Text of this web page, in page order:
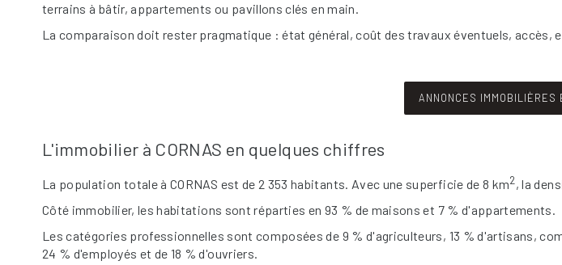
terrains à bâtir, appartements ou pavillons clés en main.
La comparaison doit rester pragmatique : état général, coût des travaux éventuels,
ANNONCES IMMOBILIÈRES
L'immobilier à CORNAS en quelques chiffres
La population totale à CORNAS est de 2 353 habitants. Avec une superficie de 8 km2, la
Côté immobilier, les habitations sont réparties en 93 % de maisons et 7 % d'appartements.
Les catégories professionnelles sont composées de 9 % d'agriculteurs, 13 % d'artisans,
24 % d'employés et de 18 % d'ouvriers.